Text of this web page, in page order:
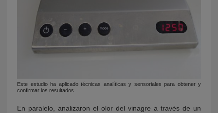
Este estudio ha aplicado técnicas analíticas y sensoriales para obtener y
confirmar los resultados.
En paralelo, analizaron el olor del vinagre a través de un